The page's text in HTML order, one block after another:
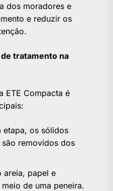
dos moradores e
e reduzir os
tratamento na
ETE Compacta é
etapa, os sólidos
removidos dos
areia, papel e
de uma peneira.